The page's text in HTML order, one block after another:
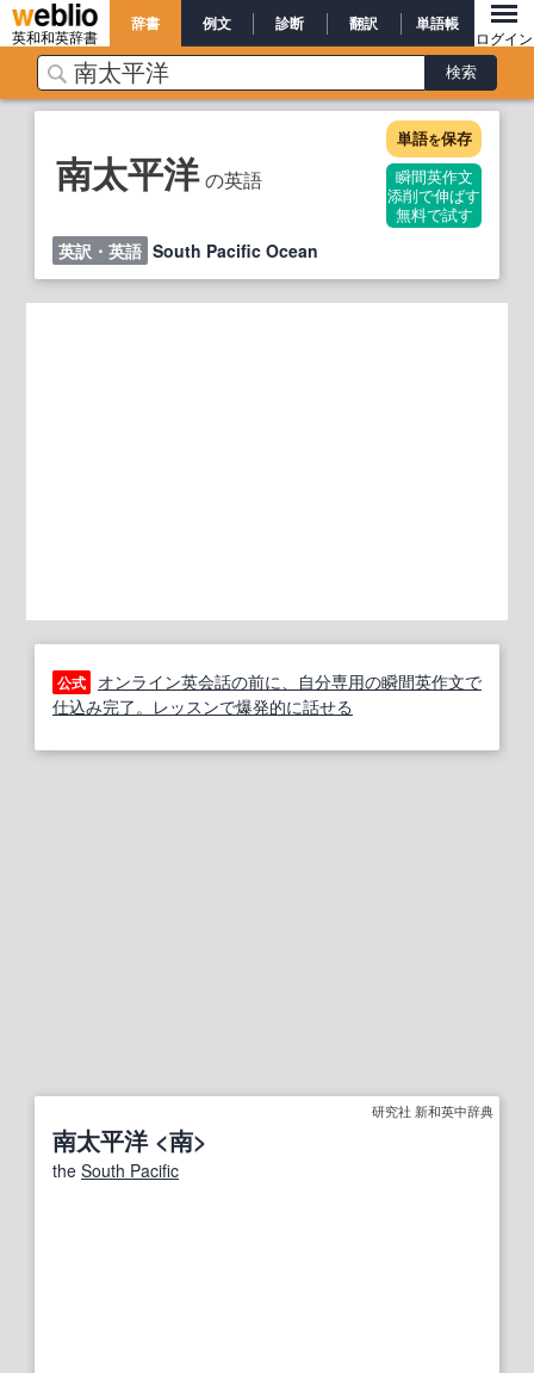
英和和英辞書
辞書 例文 診断 翻訳 単語帳
ログイン
南太平洋 の英語
単語を保存
瞬間英作文
添削で伸ばす
無料で試す
英訳・英語 South Pacific Ocean
公式
オンライン英会話の前に、自分専用の瞬間英作文で
仕込み完了。レッスンで爆発的に話せる
研究社 新和英中辞典
南太平洋 <南>
the South Pacific